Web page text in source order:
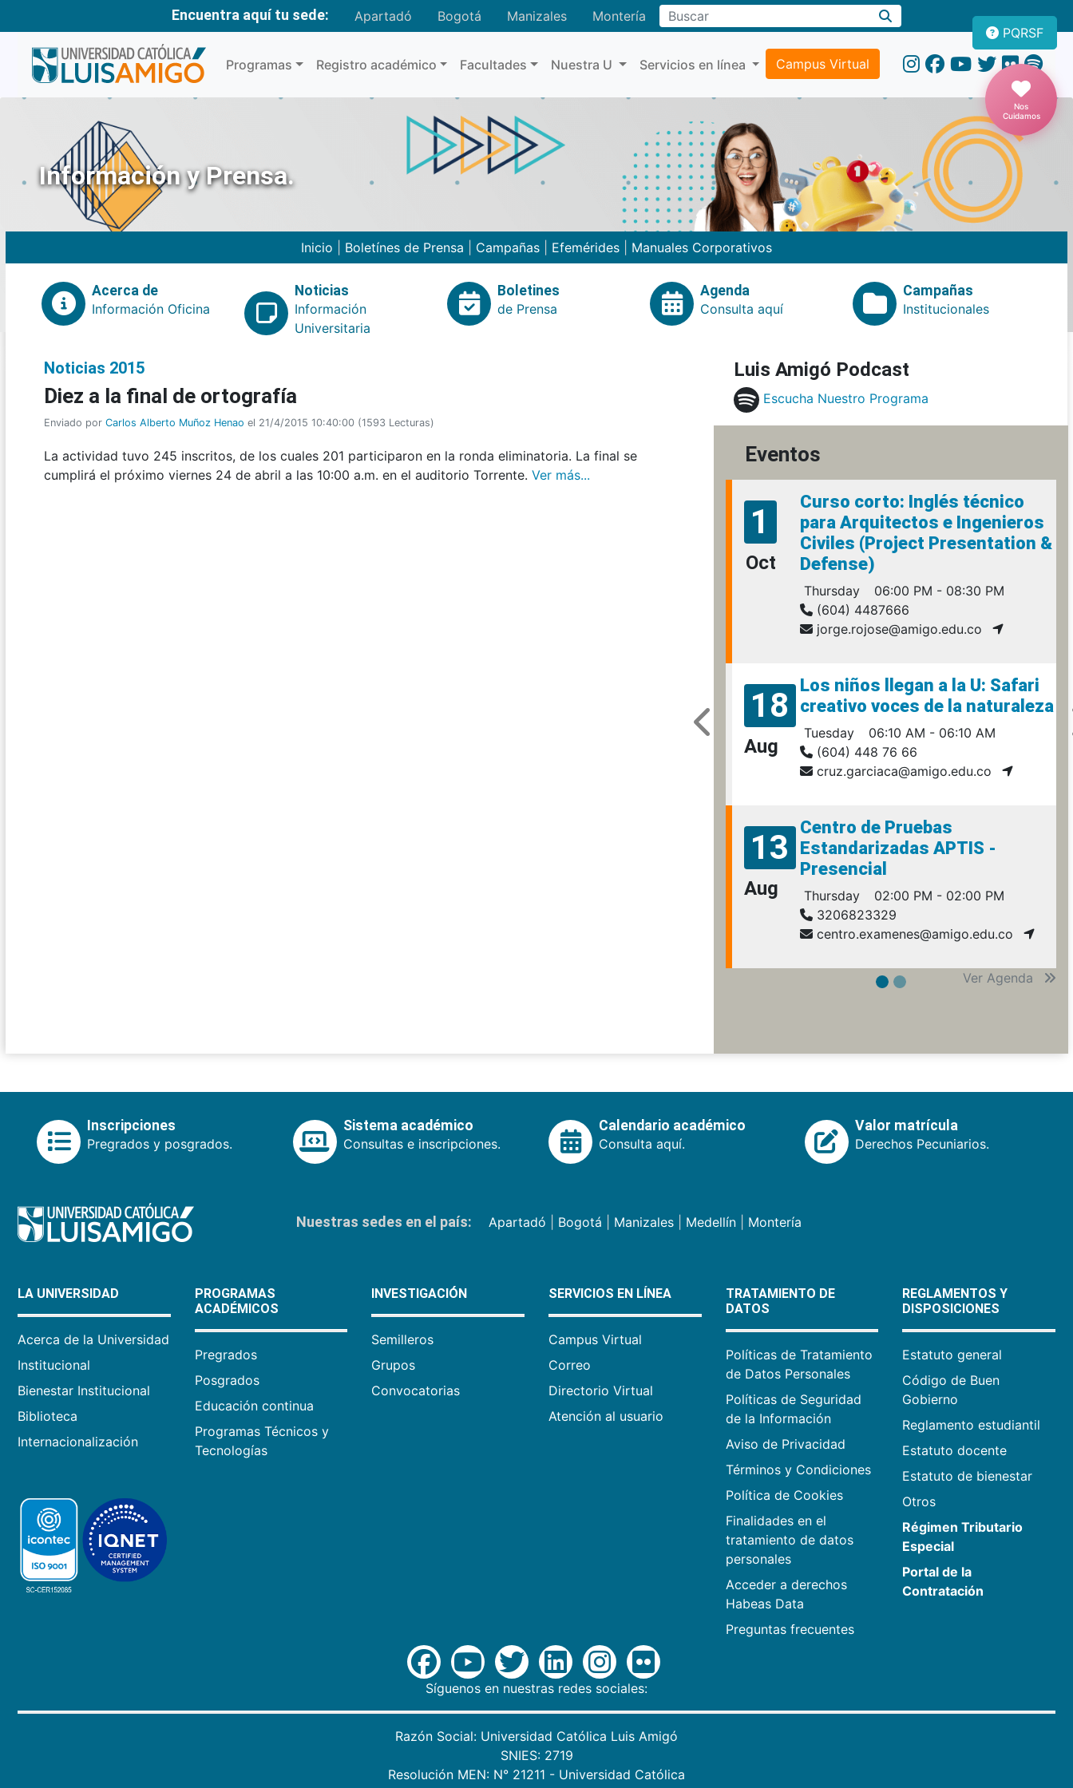
Encuentra aquí tu sede: Apartadó Bogotá Manizales MonteríaBuscar
Programas Registro académico Facultades Nuestra U Servicios en línea Campus Virtual
PQRSF
Nos
Cuidamos
Información y Prensa.
Inicio Boletínes de Prensa Campañas Efemérides Manuales Corporativos
Acerca de
Información Oficina
Noticias
Información
Universitaria
Boletines
de Prensa
Agenda
Consulta aquí
Campañas
Institucionales
Noticias 2015
Diez a la final de ortografía
Enviado por Carlos Alberto Muñoz Henao el 21/4/2015 10:40:00 (1593 Lecturas)
La actividad tuvo 245 inscritos, de los cuales 201 participaron en la ronda eliminatoria. La final se
cumplirá el próximo viernes 24 de abril a las 10:00 a.m. en el auditorio Torrente. Ver más...
Luis Amigó Podcast
Escucha Nuestro Programa
Eventos
1
Oct
Curso corto: Inglés técnico
para Arquitectos e Ingenieros
Civiles (Project Presentation &
Defense)
Thursday
06:00 PM - 08:30 PM
(604) 4487666
jorge.rojose@amigo.edu.co
18
Aug
Los niños llegan a la U: Safari
creativo voces de la naturaleza
Tuesday
06:10 AM - 06:10 AM
(604) 448 76 66
cruz.garciaca@amigo.edu.co
13
Aug
Centro de Pruebas
Estandarizadas APTIS -
Presencial
Thursday
02:00 PM - 02:00 PM
3206823329
centro.examenes@amigo.edu.co
Ver Agenda
Inscripciones
Pregrados y posgrados.
Sistema académico
Consultas e inscripciones.
Calendario académico
Consulta aquí.
Valor matrícula
Derechos Pecuniarios.
Nuestras sedes en el país: Apartadó Bogotá Manizales| Medellín| Montería
LA UNIVERSIDAD
Acerca de la Universidad
Institucional
Bienestar Institucional
Biblioteca
Internacionalización
PROGRAMAS
ACADÉMICOS
Pregrados
Posgrados
Educación continua
Programas Técnicos y
Tecnologías
INVESTIGACIÓN
Semilleros
Grupos
Convocatorias
SERVICIOS EN LÍNEA
Campus Virtual
Correo
Directorio Virtual
Atención al usuario
TRATAMIENTO DE
DATOS
Políticas de Tratamiento
de Datos Personales
Políticas de Seguridad
de la Información
Aviso de Privacidad
Términos y Condiciones
Política de Cookies
Finalidades en el
tratamiento de datos
personales
Acceder a derechos
Habeas Data
Preguntas frecuentes
REGLAMENTOS Y
DISPOSICIONES
Estatuto general
Código de Buen
Gobierno
Reglamento estudiantil
Estatuto docente
Estatuto de bienestar
Otros
Régimen Tributario
Especial
Portal de la
Contratación
Síguenos en nuestras redes sociales:
Razón Social: Universidad Católica Luis Amigó
SNIES: 2719
Resolución MEN: N° 21211 - Universidad Católica